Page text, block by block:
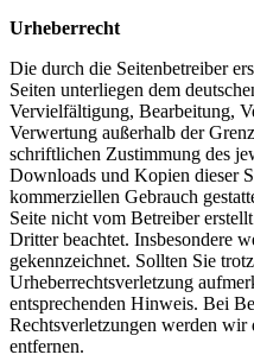
Urheberrecht
Die durch die Seitenbetreiber
Seiten unterliegen dem
Vervielfältigung, Bearbeitung,
Verwertung außerhalb der
schriftlichen Zustimmung des
Downloads und Kopien dieser
kommerziellen Gebrauch
Seite nicht vom Betreiber
Dritter beachtet. Insbesondere
gekennzeichnet. Sollten Sie
Urheberrechtsverletzung
entsprechenden Hinweis. Bei
Rechtsverletzungen werden wir
entfernen.